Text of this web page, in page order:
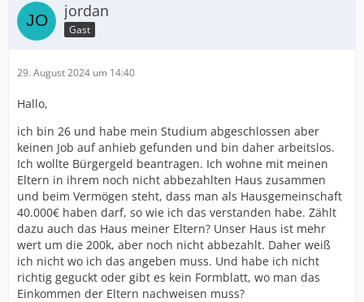
jordan
Gast
29. August 2024 um 14:40
Hallo,
ich bin 26 und habe mein Studium abgeschlossen aber
keinen Job auf anhieb gefunden und bin daher arbeitslos.
Ich wollte Bürgergeld beantragen. Ich wohne mit meinen
Eltern in ihrem noch nicht abbezahlten Haus zusammen
und beim Vermögen steht, dass man als Hausgemeinschaft
40.000€ haben darf, so wie ich das verstanden habe. Zählt
dazu auch das Haus meiner Eltern? Unser Haus ist mehr
wert um die 200k, aber noch nicht abbezahlt. Daher weiß
ich nicht wo ich das angeben muss. Und habe ich nicht
richtig geguckt oder gibt es kein Formblatt, wo man das
Einkommen der Eltern nachweisen muss?